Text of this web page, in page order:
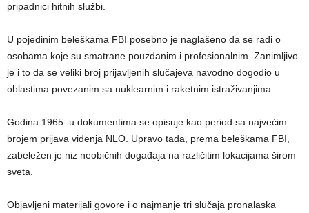
pripadnici hitnih službi.
U pojedinim beleškama FBI posebno je naglašeno da se radi o
osobama koje su smatrane pouzdanim i profesionalnim. Zanimljivo
je i to da se veliki broj prijavljenih slučajeva navodno dogodio u
oblastima povezanim sa nuklearnim i raketnim istraživanjima.
Godina 1965. u dokumentima se opisuje kao period sa najvećim
brojem prijava viđenja NLO. Upravo tada, prema beleškama FBI,
zabeležen je niz neobičnih događaja na različitim lokacijama širom
sveta.
Objavljeni materijali govore i o najmanje tri slučaja pronalaska